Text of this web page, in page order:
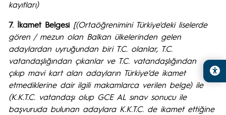
kayıtları)
7. İkamet Belgesi [(Ortaöğrenimini Türkiye'deki liselerde
gören / mezun olan Balkan ülkelerinden gelen
adaylardan uyruğundan biri T.C. olanlar, T.C.
vatandaşlığından çıkanlar ve T.C. vatandaşlığından
çıkıp mavi kart alan adayların Türkiye’de ikamet
etmediklerine dair ilgili makamlarca verilen belge) ile
(K.K.T.C. vatandaşı olup GCE AL sınav sonucu ile
başvuruda bulunan adaylara K.K.T.C. de ikamet ettiğine